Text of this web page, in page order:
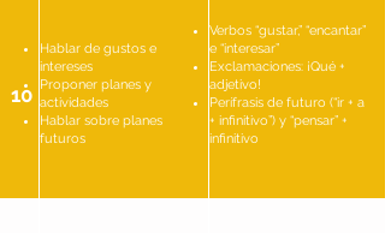
10
Hablar de gustos e
intereses
Proponer planes y
actividades
Hablar sobre planes
futuros
Verbos “gustar,” “encantar”
e “interesar”
Exclamaciones: ¡Qué +
adjetivo!
Perífrasis de futuro (“ir + a
+ infinitivo”) y “pensar” +
infinitivo